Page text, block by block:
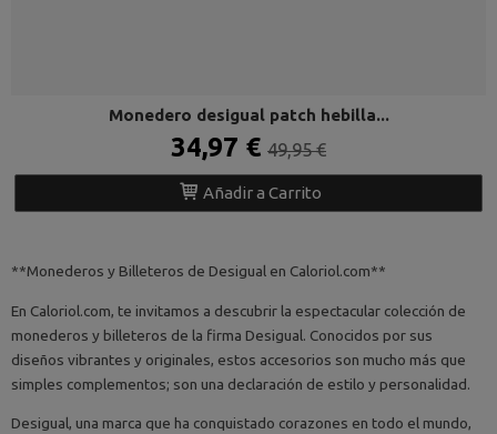
Monedero desigual patch hebilla...
34,97 € 49,95 €
Añadir a Carrito
**Monederos y Billeteros de Desigual en Caloriol.com**
En Caloriol.com, te invitamos a descubrir la espectacular colección de
monederos y billeteros de la firma Desigual. Conocidos por sus
diseños vibrantes y originales, estos accesorios son mucho más que
simples complementos; son una declaración de estilo y personalidad.
Desigual, una marca que ha conquistado corazones en todo el mundo,